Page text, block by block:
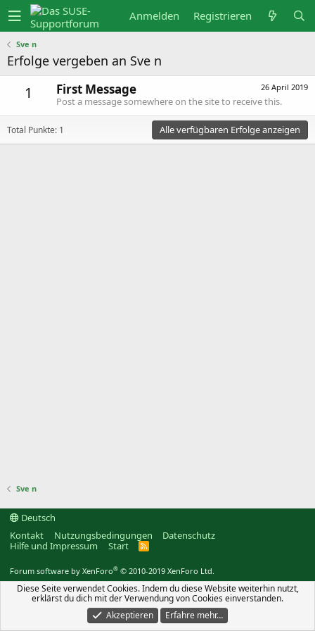
Anmelden Registrieren
Sve n
Erfolge vergeben an Sve n
1 26 April 2019
First Message
Post a message somewhere on the site to receive this.
Total Punkte: 1 Alle verfügbaren Erfolge anzeigen
Sve n
Deutsch
Kontakt
Nutzungsbedingungen
Datenschutz
Hilfe und Impressum
Start
R
Forum software by XenForo® © 2010-2019 XenForo Ltd.
Diese Seite verwendet Cookies. Indem du diese Website weiterhin nutzt,
erklärst du dich mit der Verwendung von Cookies einverstanden.
Akzeptieren
Erfahre mehr…